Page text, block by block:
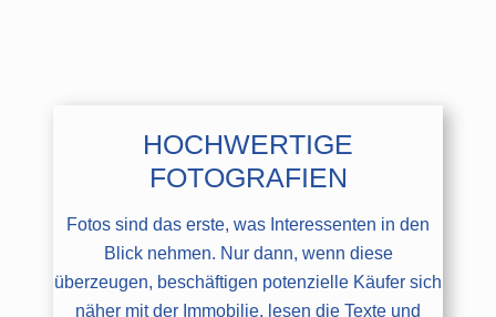
HOCHWERTIGE
FOTOGRAFIEN
Fotos sind das erste, was Interessenten in den
Blick nehmen. Nur dann, wenn diese
überzeugen, beschäftigen potenzielle Käufer sich
näher mit der Immobilie, lesen die Texte und